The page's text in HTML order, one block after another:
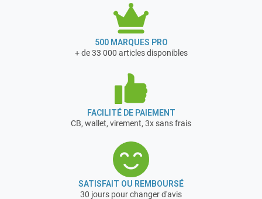
500 MARQUES PRO
+ de 33 000 articles disponibles
FACILITÉ DE PAIEMENT
CB, wallet, virement, 3x sans frais
SATISFAIT OU REMBOURSÉ
30 jours pour changer d'avis